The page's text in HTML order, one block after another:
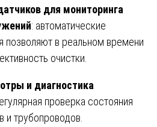
для мониторинга
: автоматические
позволяют в реальном времени
очистки.
и диагностика
проверка состояния
и трубопроводов.